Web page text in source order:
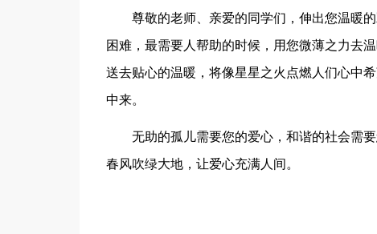
尊敬的老师、亲爱的同学们，伸出您温暖
困难，最需要人帮助的时候，用您微薄之力去
送去贴心的温暖，将像星星之火点燃人们心中
中来。
无助的孤儿需要您的爱心，和谐的社会需
春风吹绿大地，让爱心充满人间。